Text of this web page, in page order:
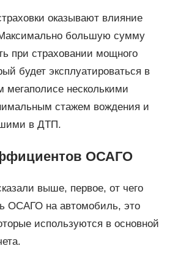
оказывают влияние
большую сумму
при страховании мощного
будет эксплуатироваться в
мегаполисе несколькими
стажем вождения и
в ДТП.
ОСАГО
выше, первое, от чего
ОСАГО на автомобиль, это
используются в основной